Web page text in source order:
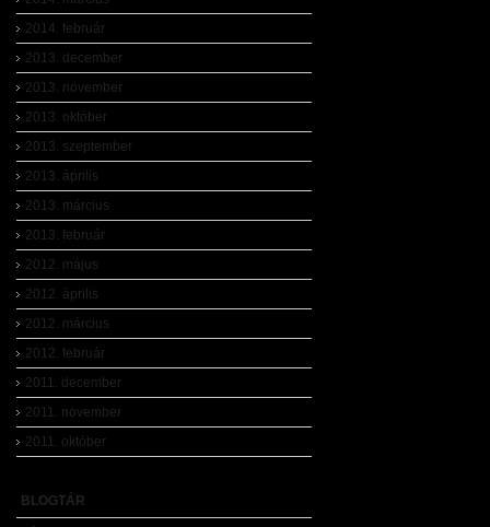
2014. február
2013. december
2013. november
2013. október
2013. szeptember
2013. április
2013. március
2013. február
2012. május
2012. április
2012. március
2012. február
2011. december
2011. november
2011. október
BLOGTÁR